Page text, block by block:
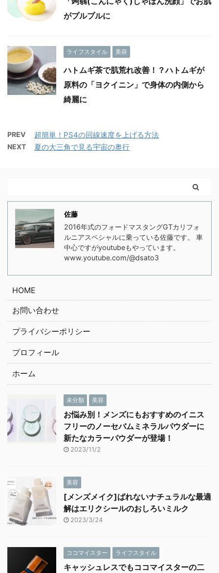
がプルプルに
ライフスタイル 美容
ハトムギ茶で肌荒れ改善！？ハトムギが
原料の「ヨクイニン」で身体の内側から
綺麗に
PREV 超簡単！PS4の回線速度を上げる方法
NEXT 夏の大三角で見る宇宙の奥行
佐藤
2016年式のフォードマスタングGTカリフォ
ルニアスペシャルに乗っている佐藤です。 車
中心ですがyoutubeもやっています。
www.youtube.com/@dsato3
HOME
お問い合わせ
プライバシーポリシー
プロフィール
ホーム
未分類 美容
お悩み別！メンズにもおすすめのイニス
フリーのノーセバムミネラルパウダーに
新たなカラーパウダーが登場！
2023/11/2
美容
[メンズメイク]ばれないナチュラルな最適
解はエリクシールのおしろいミルク
2023/3/24
ココマイスター ライフスタイル
キャッシュレスでもココマイスターの二